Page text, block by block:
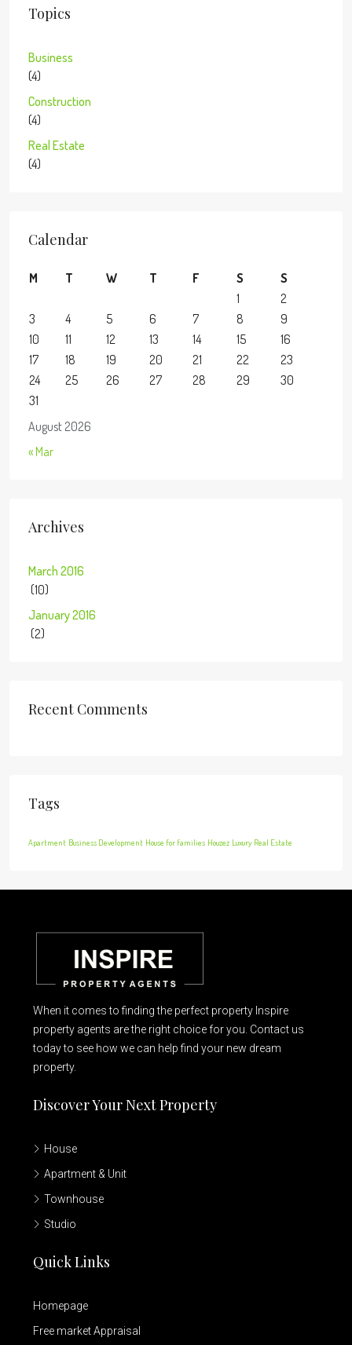
Topics
Business
(4)
Construction
(4)
Real Estate
(4)
Calendar
August 2026
M T W T F S
S
1
2
3
4 5 6 7 8
9
10
11 12 13 14 15
16
17
18 19 20 21 22
23
24
25 26 27 28 29
30
31
« Mar
Archives
March 2016
(10)
January 2016
(2)
Recent Comments
Tags
Apartment Business Development House for families Houzez Luxury Real Estate
When it comes to finding the perfect property Inspire
property agents are the right choice for you. Contact us
today to see how we can help find your new dream
property.
Discover Your Next Property
House
Apartment & Unit
Townhouse
Studio
Quick Links
Homepage
Free market Appraisal